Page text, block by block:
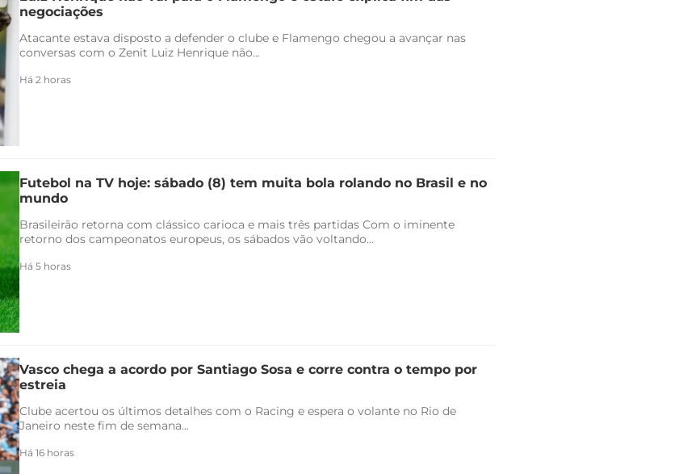
negociações
Atacante estava disposto a defender o clube e Flamengo chegou a avançar nas
conversas com o Zenit Luiz Henrique não...
Há 2 horas
Futebol na TV hoje: sábado (8) tem muita bola rolando no Brasil e no
mundo
Brasileirão retorna com clássico carioca e mais três partidas Com o iminente
retorno dos campeonatos europeus, os sábados vão voltando...
Há 5 horas
Vasco chega a acordo por Santiago Sosa e corre contra o tempo por
estreia
Clube acertou os últimos detalhes com o Racing e espera o volante no Rio de
Janeiro neste fim de semana...
Há 16 horas